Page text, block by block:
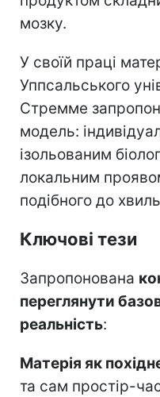
мозку.
У своїй праці
Уппсальського
Стремме
модель:
ізольованим
локальним
подібного до
Ключові тези
Запропонована
переглянути
реальність:
Матерія як
та сам простір-